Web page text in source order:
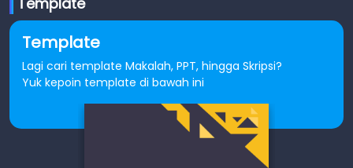
Template
Lagi cari template Makalah, PPT, hingga Skripsi?
Yuk kepoin template di bawah ini